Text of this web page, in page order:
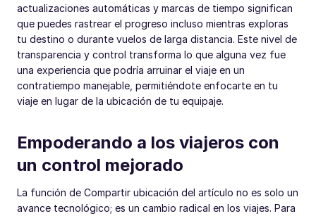
actualizaciones automáticas y marcas de tiempo significan
que puedes rastrear el progreso incluso mientras exploras
tu destino o durante vuelos de larga distancia. Este nivel de
transparencia y control transforma lo que alguna vez fue
una experiencia que podría arruinar el viaje en un
contratiempo manejable, permitiéndote enfocarte en tu
viaje en lugar de la ubicación de tu equipaje.
Empoderando a los viajeros con
un control mejorado
La función de Compartir ubicación del artículo no es solo un
avance tecnológico; es un cambio radical en los viajes. Para